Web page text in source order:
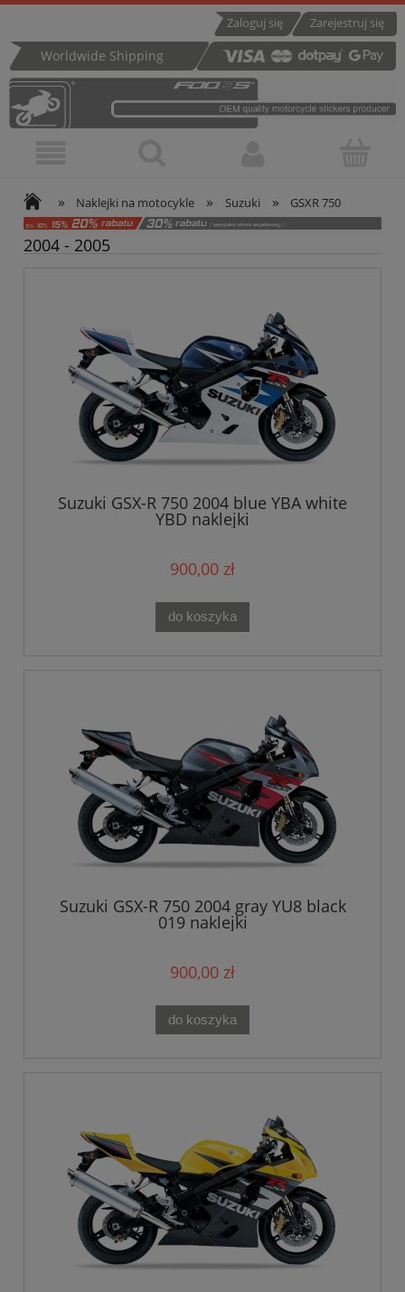
Zarejestruj się
Zaloguj się
Worldwide Shipping
» Naklejki na motocykle » Suzuki » GSXR 750
2004 - 2005
Suzuki GSX-R 750 2004 blue YBA white
YBD naklejki
900,00 zł
do koszyka
Suzuki GSX-R 750 2004 gray YU8 black
019 naklejki
900,00 zł
do koszyka